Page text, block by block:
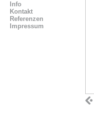
Info
Kontakt
Referenzen
Impressum